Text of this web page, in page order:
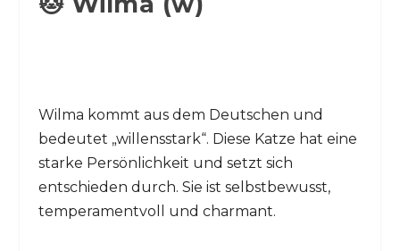
Wilma kommt aus dem Deutschen und
bedeutet „willensstark“. Diese Katze hat eine
starke Persönlichkeit und setzt sich
entschieden durch. Sie ist selbstbewusst,
temperamentvoll und charmant.